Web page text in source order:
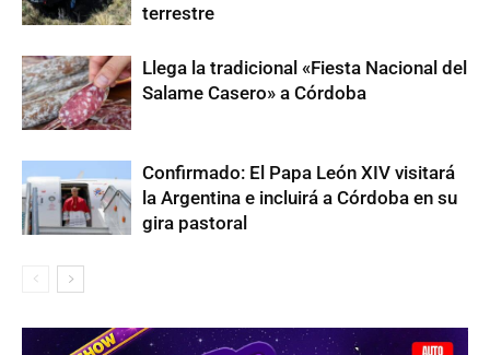
terrestre
Llega la tradicional «Fiesta Nacional del
Salame Casero» a Córdoba
Confirmado: El Papa León XIV visitará
la Argentina e incluirá a Córdoba en su
gira pastoral